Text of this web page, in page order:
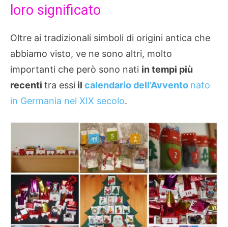
loro significato
Oltre ai tradizionali simboli di origini antica che
abbiamo visto, ve ne sono altri, molto
importanti che però sono nati in tempi più
recenti tra essi il calendario dell’Avvento nato
in Germania nel XIX secolo.